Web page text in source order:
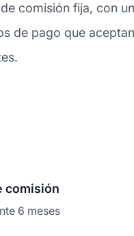
comisión fija, con
de pago que
comisión
6 meses